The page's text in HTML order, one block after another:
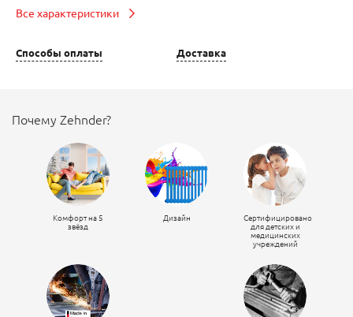
Все характеристики
Способы оплаты Доставка
Почему Zehnder?
Комфорт на 5
звёзд
Дизайн
Сертифицировано
для детских и
медицинских
учреждений